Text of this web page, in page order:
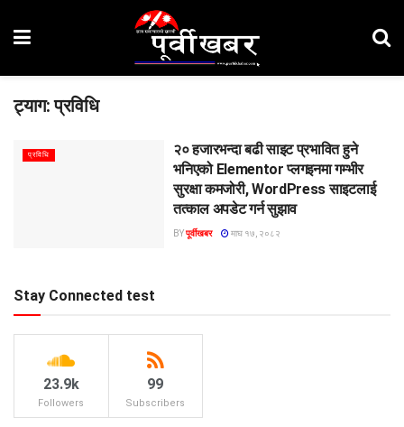
ट्याग:प्रविधि
प्रविधि
२० हजारभन्दा बढी साइट प्रभावित हुने
भनिएको Elementor प्लगइनमा गम्भीर
सुरक्षा कमजोरी, WordPress साइटलाई
तत्काल अपडेट गर्न सुझाव
BYपूर्वीखबर माघ १७, २०८२
Stay Connected test
23.9k
Followers
99
Subscribers